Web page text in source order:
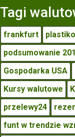
Tagi
frankfurt
podsumowanie
Gospodarka USA
Kursy walutowe
przelewy24
funt w trendzie